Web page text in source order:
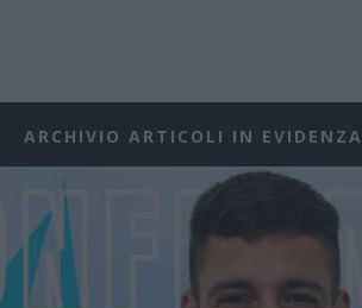
ARCHIVIO ARTICOLI IN EVIDENZA